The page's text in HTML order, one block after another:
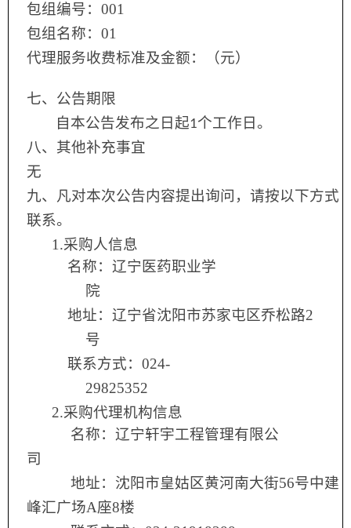
包组编号：001
包组名称：01
代理服务收费标准及金额：（元）
七、公告期限
自本公告发布之日起1个工作日。
八、其他补充事宜
无
九、凡对本次公告内容提出询问，请按以下方式
联系。
1.采购人信息
名称： 辽宁医药职业学
院
地址： 辽宁省沈阳市苏家屯区乔松路2
号
联系方式： 024-
29825352
2.采购代理机构信息
名称： 辽宁轩宇工程管理有限公
司
地址： 沈阳市皇姑区黄河南大街56号中建
峰汇广场A座8楼